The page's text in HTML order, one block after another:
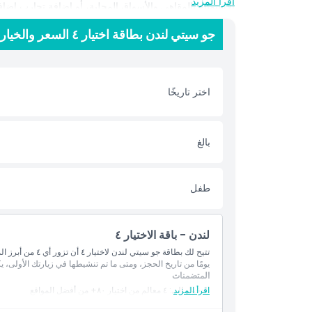
الاستمتاع بالمقاهي والأسواق المحلية، أو إضافة تجارب
وترفيه لندن دون استعجال.
سياسة الأطفال والبالغين
الاستثناءات
ما يجب معرفته
الموقع
جو سيتي لندن بطاقة اختيار ٤ السعر والخيارات
اختر تاريخًا
بالغ
طفل
لندن - باقة الاختيار ٤
يومًا من تاريخ الحجز، ومتى ما تم تنشيطها في زيارتك الأولى، يكون لديك ٣٠ يومًا لإكمال
اقرأ المزيد
المتضمنات
الدخول إلى: ٤ معالم من اختيار ٨٠+ من أفضل المواقع